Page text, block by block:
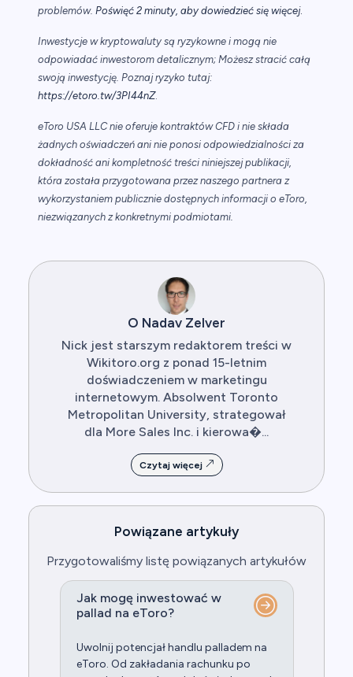
problemów. Poświęć 2 minuty, aby dowiedzieć się więcej.
Inwestycje w kryptowaluty są ryzykowne i mogą nie
odpowiadać inwestorom detalicznym; Możesz stracić całą
swoją inwestycję. Poznaj ryzyko tutaj:
https://etoro.tw/3PI44nZ.
eToro USA LLC nie oferuje kontraktów CFD i nie składa
żadnych oświadczeń ani nie ponosi odpowiedzialności za
dokładność ani kompletność treści niniejszej publikacji,
która została przygotowana przez naszego partnera z
wykorzystaniem publicznie dostępnych informacji o eToro,
niezwiązanych z konkretnymi podmiotami.
O Nadav Zelver
Nick jest starszym redaktorem treści w
Wikitoro.org z ponad 15-letnim
doświadczeniem w marketingu
internetowym. Absolwent Toronto
Metropolitan University, strategował
dla More Sales Inc. i kierowa�...
Czytaj więcej
Powiązane artykuły
Przygotowaliśmy listę powiązanych artykułów
Jak mogę inwestować w
pallad na eToro?
Uwolnij potencjał handlu palladem na
eToro. Od zakładania rachunku po